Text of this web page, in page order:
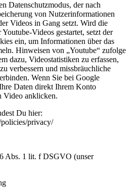
Datenschutzmodus, der nach
von Nutzerinformationen
Videos in Gang setzt. Wird die
Videos gestartet, setzt der
ein, um Informationen über das
Hinweisen von „Youtube“ zufolge
dazu, Videostatistiken zu erfassen,
verbessern und missbräuchliche
Wenn Sie bei Google
Daten direkt Ihrem Konto
Video anklicken.
Du hier:
privacy/
Abs. 1 lit. f DSGVO (unser